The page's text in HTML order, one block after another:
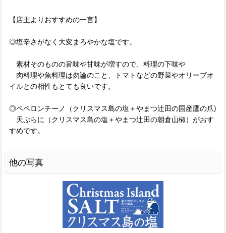
【店主よりおすすめの一言】
◎塩辛さがなく大変まろやかな塩です。
素材そのものの旨味や甘味が増すので、料理の下味や
肉料理や魚料理は勿論のこと、トマトなどの野菜やオリーブオ
イルとの相性もとても良いです。
◎ペペロンチーノ（クリスマス島の塩＋やまつ辻田の国産鷹の爪)
天ぷらに（クリスマス島の塩＋やまつ辻田の朝倉山椒）がおす
すめです。
他の写真